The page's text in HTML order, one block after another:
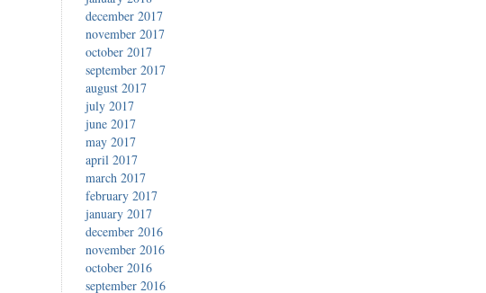
december 2017
november 2017
october 2017
september 2017
august 2017
july 2017
june 2017
may 2017
april 2017
march 2017
february 2017
january 2017
december 2016
november 2016
october 2016
september 2016